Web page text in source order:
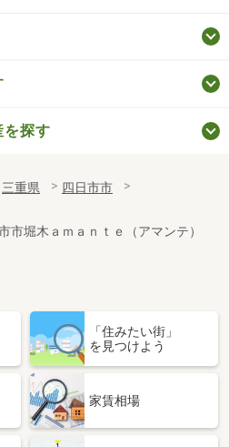
を探す
三重県
四日市市
市堀木ａｍａｎｔｅ（アマンテ）
「住みたい街」
を見つけよう
家賃相場